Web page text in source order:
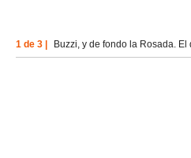
1 de 3 | Buzzi, y de fondo la Rosada.